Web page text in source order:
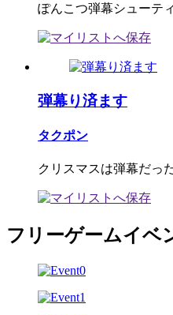
ぽんこつ弾幕シューテ
弾幕り済ます
タクポン
クリスマスは弾幕だっ
フリーゲームイベ